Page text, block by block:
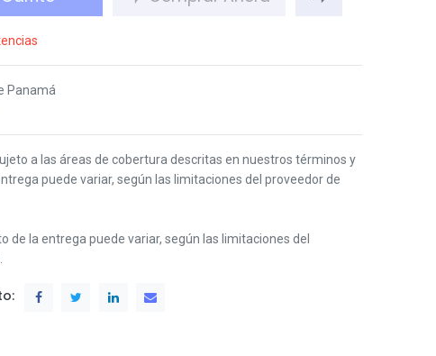
Panamá
ujeto a las áreas de cobertura descritas en nuestros términos y
puede variar, según las limitaciones del proveedor de
de la entrega puede variar, según las limitaciones del